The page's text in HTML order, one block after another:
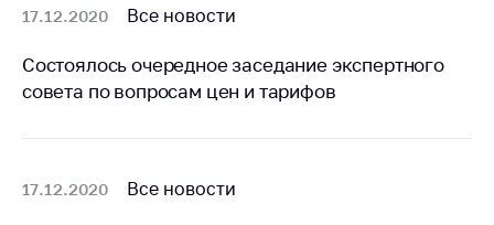
обсуждение
проектов
Упрощение условий
17.12.2020 Все новости
Состоялось очередное заседание экспертного
совета по вопросам цен и тарифов
17.12.2020 Все новости